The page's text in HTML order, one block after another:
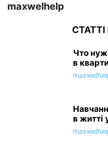
maxwelhelp
Что
в
в житті